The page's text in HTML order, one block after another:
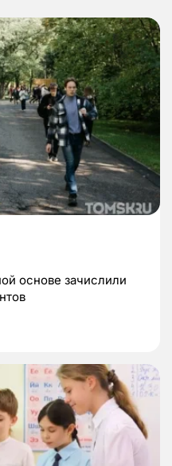
основе зачислили